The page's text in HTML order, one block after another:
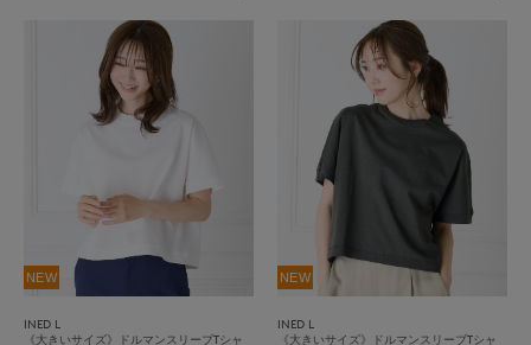
NEW
INED L
《大きいサイズ》ドルマンスリーブTシャ
NEW
INED L
《大きいサイズ》ドルマンスリーブTシャ